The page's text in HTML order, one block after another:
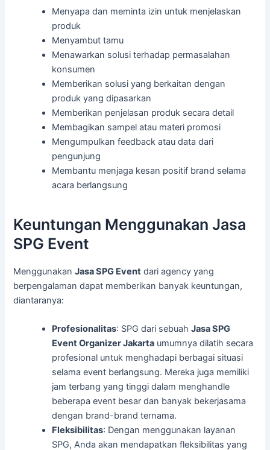
Menyapa dan meminta izin untuk menjelaskan
produk
Menyambut tamu
Menawarkan solusi terhadap permasalahan
konsumen
Memberikan solusi yang berkaitan dengan
produk yang dipasarkan
Memberikan penjelasan produk secara detail
Membagikan sampel atau materi promosi
Mengumpulkan feedback atau data dari
pengunjung
Membantu menjaga kesan positif brand selama
acara berlangsung
Keuntungan Menggunakan Jasa
SPG Event
MenggunakanJasa SPG Event dari agency yang
berpengalaman dapat memberikan banyak keuntungan,
diantaranya:
Profesionalitas: SPG dari sebuahJasa SPG
Event Organizer Jakarta umumnya dilatih secara
profesional untuk menghadapi berbagai situasi
selama event berlangsung. Mereka juga memiliki
jam terbang yang tinggi dalam menghandle
beberapa event besar dan banyak bekerjasama
dengan brand-brand ternama.
Fleksibilitas: Dengan menggunakan layanan
SPG, Anda akan mendapatkan fleksibilitas yang